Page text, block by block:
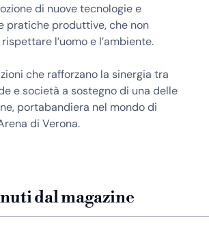
di nuove tecnologie e
pratiche produttive, che non
l’uomo e l’ambiente.
che rafforzano la sinergia tra
e società a sostegno di una delle
portabandiera nel mondo di
di Verona.
dal magazine